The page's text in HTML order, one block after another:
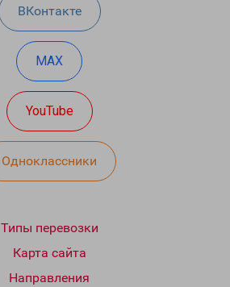
ВКонтакте
MAX
YouTube
Одноклассники
Типы перевозки
Карта сайта
Направления